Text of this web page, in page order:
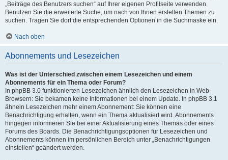
„Beiträge des Benutzers suchen“ auf Ihrer eigenen Profilseite verwenden.
Benutzen Sie die erweiterte Suche, um nach von Ihnen erstellen Themen zu
suchen. Tragen Sie dort die entsprechenden Optionen in die Suchmaske ein.
Nach oben
Abonnements und Lesezeichen
Was ist der Unterschied zwischen einem Lesezeichen und einem
Abonnements für ein Thema oder Forum?
In phpBB 3.0 funktionierten Lesezeichen ähnlich den Lesezeichen in Web-
Browsern: Sie bekamen keine Informationen bei einem Update. In phpBB 3.1
ähneln Lesezeichen mehr einem Abonnement: Sie können eine
Benachrichtigung erhalten, wenn ein Thema aktualisiert wird. Abonnements
hingegen informieren Sie bei einer Aktualisierung eines Themas oder eines
Forums des Boards. Die Benachrichtigungsoptionen für Lesezeichen und
Abonnements können im persönlichen Bereich unter „Benachrichtigungen
einstellen“ geändert werden.